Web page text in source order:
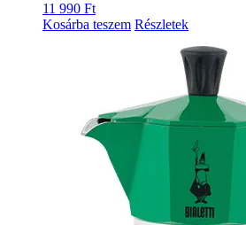
11 990 Ft
Kosárba teszem Részletek